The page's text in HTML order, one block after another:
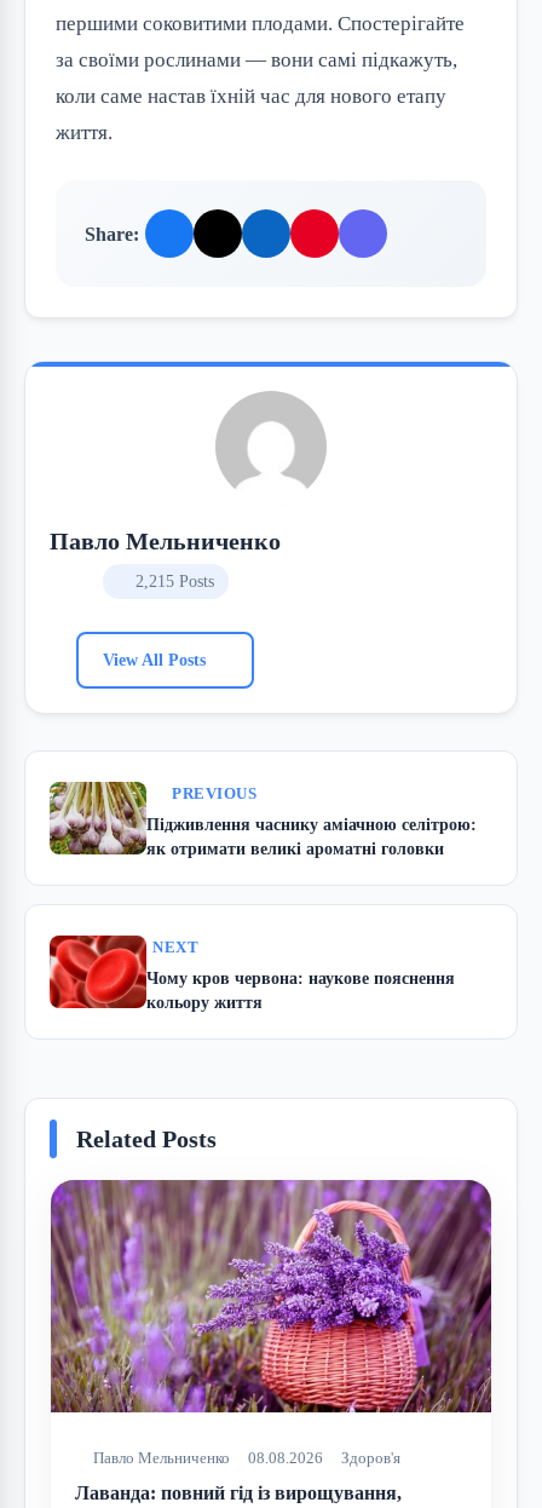
першими соковитими плодами. Спостерігайте
за своїми рослинами — вони самі підкажуть,
коли саме настав їхній час для нового етапу
життя.
Share:
Павло Мельниченко
2,215 Posts
View All Posts
PREVIOUS
Підживлення часнику аміачною селітрою:
як отримати великі ароматні головки
NEXT
Чому кров червона: наукове пояснення
кольору життя
Related Posts
Павло Мельниченко 08.08.2026 Здоров'я
Лаванда: повний гід із вирощування,